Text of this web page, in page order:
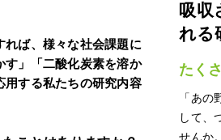
れば、様々な社会課題に
す」「二酸化炭素を溶か
用する私たちの研究内容
吸収
れる
たく
「あ
して、
せんか